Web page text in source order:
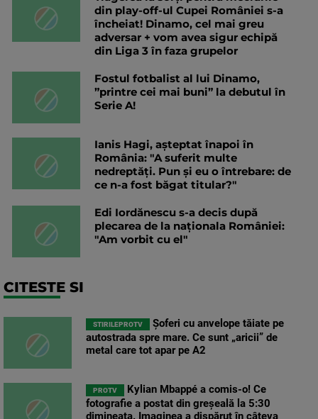
din play-off-ul Cupei României s-a
încheiat! Dinamo, cel mai greu
adversar + vom avea sigur echipă
din Liga 3 în faza grupelor
Fostul fotbalist al lui Dinamo,
”printre cei mai buni” la debutul în
Serie A!
Ianis Hagi, așteptat înapoi în
România: "A suferit multe
nedreptăți. Pun și eu o întrebare: de
ce n-a fost băgat titular?"
Edi Iordănescu s-a decis după
plecarea de la naționala României:
"Am vorbit cu el"
CITESTE SI
STIRILEPROTV
Șoferi cu anvelope tăiate pe
autostrada spre mare. Ce sunt „aricii” de
metal care tot apar pe A2
PROTV
Kylian Mbappé a comis-o! Ce
fotografie a postat din greșeală la 5:30
dimineața. Imaginea a dispărut în câteva